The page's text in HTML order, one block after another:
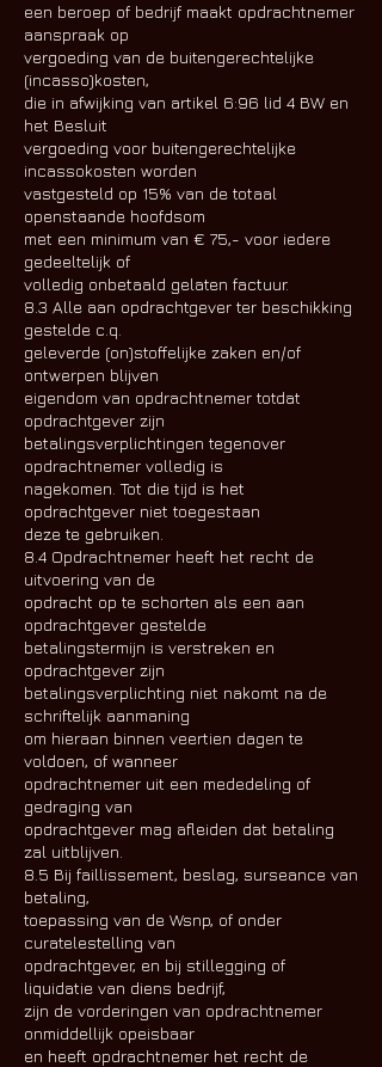
een beroep of bedrijf maakt opdrachtnemer
aanspraak op
vergoeding van de buitengerechtelijke
(incasso)kosten,
die in afwijking van artikel 6:96 lid 4 BW en
het Besluit
vergoeding voor buitengerechtelijke
incassokosten worden
vastgesteld op 15% van de totaal
openstaande hoofdsom
met een minimum van € 75,- voor iedere
gedeeltelijk of
volledig onbetaald gelaten factuur.
8.3 Alle aan opdrachtgever ter beschikking
gestelde c.q.
geleverde (on)stoffelijke zaken en/of
ontwerpen blijven
eigendom van opdrachtnemer totdat
opdrachtgever zijn
betalingsverplichtingen tegenover
opdrachtnemer volledig is
nagekomen. Tot die tijd is het
opdrachtgever niet toegestaan
deze te gebruiken.
8.4 Opdrachtnemer heeft het recht de
uitvoering van de
opdracht op te schorten als een aan
opdrachtgever gestelde
betalingstermijn is verstreken en
opdrachtgever zijn
betalingsverplichting niet nakomt na de
schriftelijk aanmaning
om hieraan binnen veertien dagen te
voldoen, of wanneer
opdrachtnemer uit een mededeling of
gedraging van
opdrachtgever mag afleiden dat betaling
zal uitblijven.
8.5 Bij faillissement, beslag, surseance van
betaling,
toepassing van de Wsnp, of onder
curatelestelling van
opdrachtgever, en bij stillegging of
liquidatie van diens bedrijf,
zijn de vorderingen van opdrachtnemer
onmiddellijk opeisbaar
en heeft opdrachtnemer het recht de